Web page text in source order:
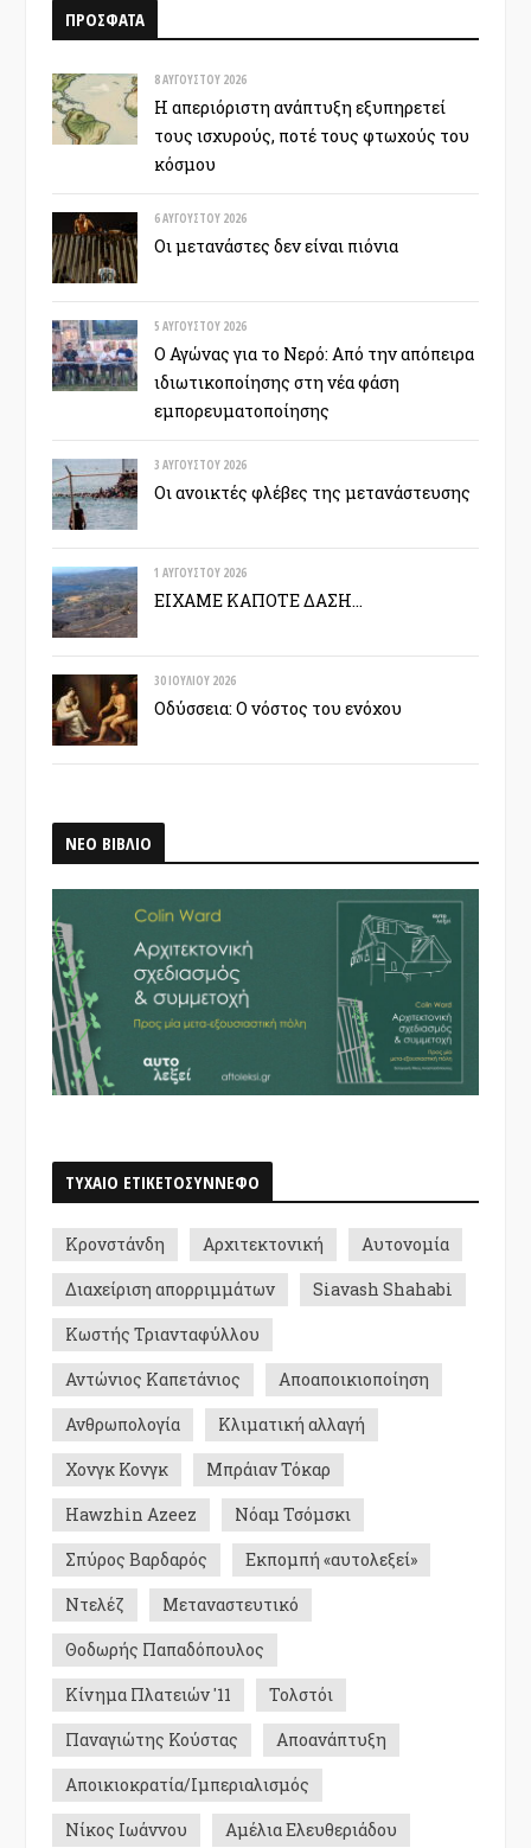
ΠΡΟΣΦΑΤΑ
8 ΑΥΓΟΎΣΤΟΥ 2026
Η απεριόριστη ανάπτυξη εξυπηρετεί
τους ισχυρούς, ποτέ τους φτωχούς του
κόσμου
6 ΑΥΓΟΎΣΤΟΥ 2026
Οι μετανάστες δεν είναι πιόνια
5 ΑΥΓΟΎΣΤΟΥ 2026
Ο Αγώνας για το Νερό: Από την απόπειρα
ιδιωτικοποίησης στη νέα φάση
εμπορευματοποίησης
3 ΑΥΓΟΎΣΤΟΥ 2026
Οι ανοικτές φλέβες της μετανάστευσης
1 ΑΥΓΟΎΣΤΟΥ 2026
ΕΙΧΑΜΕ ΚΑΠΟΤΕ ΔΑΣΗ…
30 ΙΟΥΛΊΟΥ 2026
Οδύσσεια: Ο νόστος του ενόχου
ΝΕΟ ΒΙΒΛΙΟ
ΤΥΧΑΙΟ ΕΤΙΚΕΤΟΣΥΝΝΕΦΟ
Κρονστάνδη Αρχιτεκτονική
Αυτονομία
Διαχείριση απορριμμάτων
Siavash Shahabi
Κωστής Τριανταφύλλου
Αντώνιος Καπετάνιος
Αποαποικιοποίηση
Ανθρωπολογία
Κλιματική αλλαγή
Χονγκ Κονγκ
Μπράιαν Τόκαρ
Hawzhin Azeez
Νόαμ Τσόμσκι
Σπύρος Βαρδαρός
Εκπομπή «αυτολεξεί»
Ντελέζ
Μεταναστευτικό
Θοδωρής Παπαδόπουλος
Κίνημα Πλατειών '11
Τολστόι
Παναγιώτης Κούστας
Αποανάπτυξη
Αποικιοκρατία/Ιμπεριαλισμός
Νίκος Ιωάννου
Αμέλια Ελευθεριάδου